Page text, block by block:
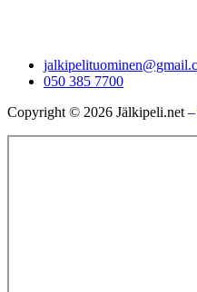
050 385 7700
Copyright © 2026 Jälkipeli.net –